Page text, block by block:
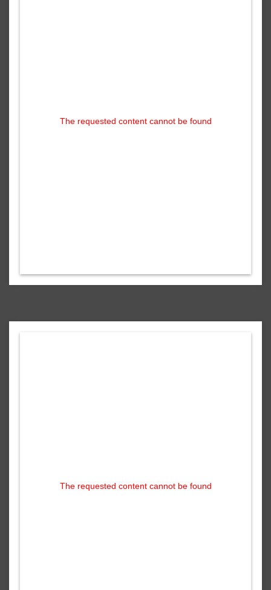
The requested content cannot be found
The requested content cannot be found